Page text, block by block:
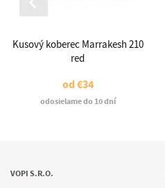
Kusový koberec Marrakesh 210
red
od€34
odosielame do 10 dní
VOPI S.R.O.